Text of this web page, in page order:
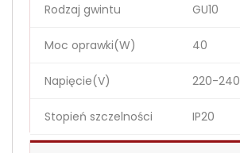
Rodzaj gwintu GU10
Moc oprawki(W) 40
Napięcie(V) 220-240
Stopień szczelności IP20